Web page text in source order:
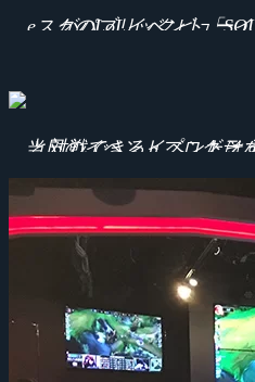
eスクのLoLイベント「SQUARE GAMING
当日のイベントプログラム。Rascal Jesterメンバーと対戦できる